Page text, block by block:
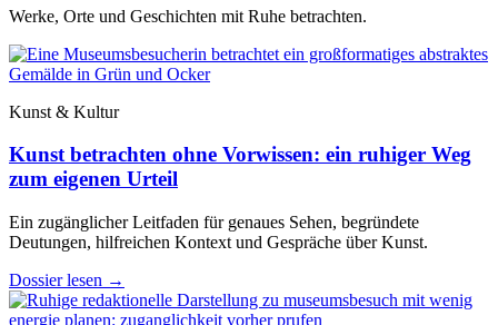
Werke, Orte und Geschichten mit Ruhe betrachten.
Kunst & Kultur
Kunst betrachten ohne Vorwissen: ein ruhiger Weg
zum eigenen Urteil
Ein zugänglicher Leitfaden für genaues Sehen, begründete
Deutungen, hilfreichen Kontext und Gespräche über Kunst.
Dossier lesen →